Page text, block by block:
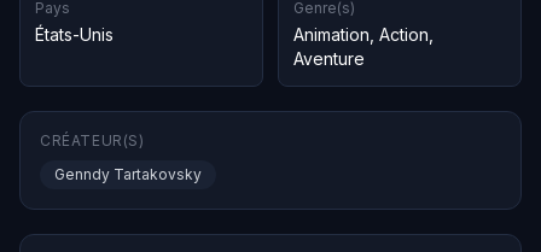
Pays
États-Unis
Genre(s)
Animation Action
Aventure
CRÉATEUR(S)
Genndy Tartakovsky